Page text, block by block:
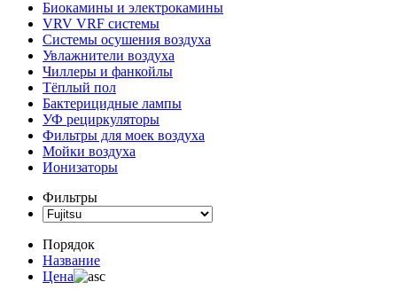
Биокамины и электрокамины
VRV VRF системы
Системы осушения воздуха
Увлажнители воздуха
Чиллеры и фанкойлы
Тёплый пол
Бактерицидные лампы
УФ рециркуляторы
Фильтры для моек воздуха
Мойки воздуха
Ионизаторы
Фильтры
Порядок
Название
Цена